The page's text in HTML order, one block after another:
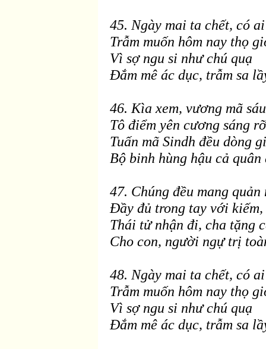
45. Ngày mai ta chết, có
Trẫm muốn hôm nay thọ
Vì sợ ngu si như chú quạ
Ðắm mê ác dục, trẫm sa
46. Kìa xem, vương mã
Tô điểm yên cương sáng
Tuấn mã Sindh đều dòng
Bộ binh hùng hậu cả quân
47. Chúng đều mang quản
Ðầy đủ trong tay với kiếm,
Thái tử nhận đi, cha tặng
Cho con, người ngự trị to
48. Ngày mai ta chết, có
Trẫm muốn hôm nay thọ
Vì sợ ngu si như chú quạ
Ðắm mê ác dục, trẫm sa